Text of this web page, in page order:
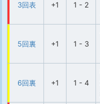
3回表 +1 1 - 2
5回裏 +1 1 - 3
6回裏 +1 1 - 4